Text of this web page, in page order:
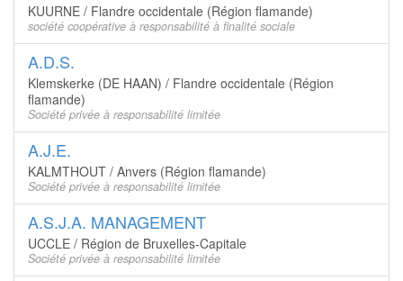
KUURNE / Flandre occidentale (Région flamande)
société coopérative à responsabilité à finalité sociale
A.D.S.
Klemskerke (DE HAAN) / Flandre occidentale (Région
flamande)
Société privée à responsabilité limitée
A.J.E.
KALMTHOUT / Anvers (Région flamande)
Société privée à responsabilité limitée
A.S.J.A. MANAGEMENT
UCCLE / Région de Bruxelles-Capitale
Société privée à responsabilité limitée